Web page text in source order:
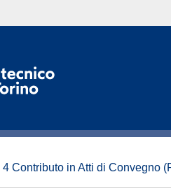
4 Contributo in Atti di Convegno